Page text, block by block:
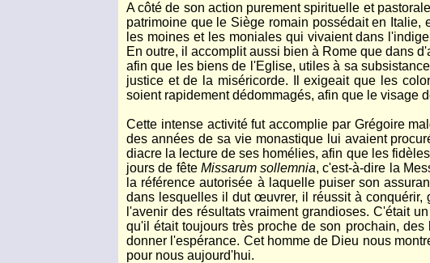
A côté de son action purement spirituelle et
patrimoine que le Siège romain possédait en
les moines et les moniales qui vivaient dans
En outre, il accomplit aussi bien à Rome que dans
afin que les biens de l'Eglise, utiles à sa
justice et de la miséricorde. Il exigeait que les
soient rapidement dédommagés, afin que le visage
Cette intense activité fut accomplie par Grégoire
des années de sa vie monastique lui avaient
diacre la lecture de ses homélies, afin que les
jours de fête Missarum sollemnia, c'est-à-dire la
la référence autorisée à laquelle puiser son
dans lesquelles il dut œuvrer, il réussit à conquérir,
l'avenir des résultats vraiment grandioses. C'était
qu'il était toujours très proche de son prochain,
donner l'espérance. Cet homme de Dieu nous
pour nous aujourd'hui.